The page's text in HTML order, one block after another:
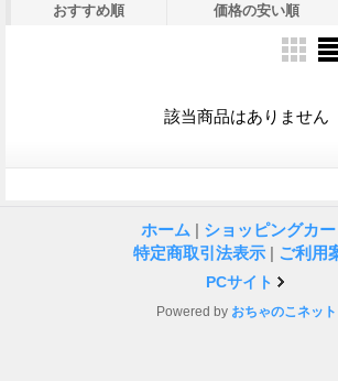
おすすめ順 価格の安い順
該当商品はありません
ホーム | ショッピングカー
特定商取引法表示 | ご利用
PCサイト
Powered by おちゃのこネット